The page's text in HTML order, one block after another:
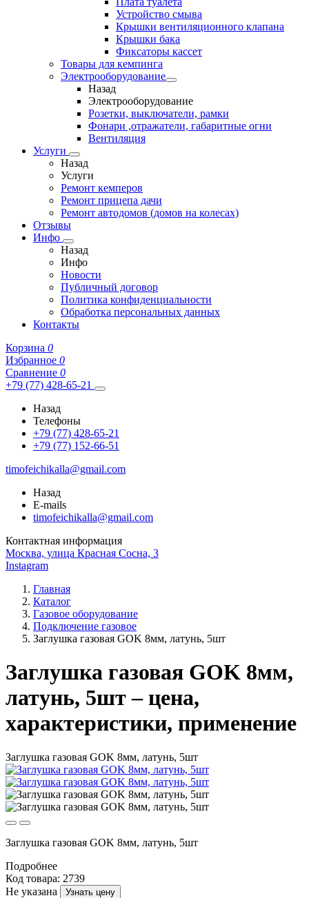
Устройство смыва
Крышки вентиляционного клапана
Крышки бака
Фиксаторы кассет
Товары для кемпинга
Электрооборудование
Назад
Электрооборудование
Розетки, выключатели, рамки
Фонари ,отражатели, габаритные огни
Вентиляция
Услуги
Назад
Услуги
Ремонт кемперов
Ремонт прицепа дачи
Ремонт автодомов (домов на колесах)
Отзывы
Инфо
Назад
Инфо
Новости
Публичный договор
Политика конфиденциальности
Обработка персональных данных
Контакты
Корзина 0
Избранное 0
Сравнение 0
+79 (77) 428-65-21
Назад
Телефоны
+79 (77) 428-65-21
+79 (77) 152-66-51
timofeichikalla@gmail.com
Назад
E-mails
timofeichikalla@gmail.com
Контактная информация
Москва, улица Красная Сосна, 3
Instagram
Главная
Каталог
Газовое оборудование
Подключение газовое
Заглушка газовая GOK 8мм, латунь, 5шт
Заглушка газовая GOK 8мм,
латунь, 5шт – цена,
характеристики, применение
Заглушка газовая GOK 8мм, латунь, 5шт
Заглушка газовая GOK 8мм, латунь, 5шт
Подробнее
Код товара: 2739
Не указана
Узнать цену